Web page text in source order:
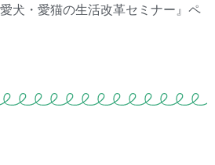
犬・愛猫の生活改革セミナー』ペ